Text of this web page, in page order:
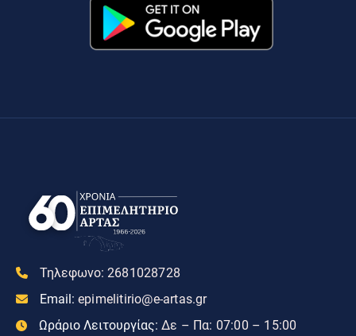
Τηλεφωνο: 2681028728
Email: epimelitirio@e-artas.gr
Ωράριο Λειτουργίας: Δε – Πα: 07:00 – 15:00